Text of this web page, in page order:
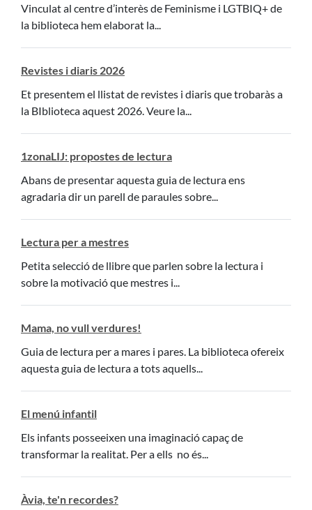
Vinculat al centre d’interès de Feminisme i LGTBIQ+ de
la biblioteca hem elaborat la...
Revistes i diaris 2026
Et presentem el llistat de revistes i diaris que trobaràs a
la BIblioteca aquest 2026. Veure la...
1zonaLIJ: propostes de lectura
Abans de presentar aquesta guia de lectura ens
agradaria dir un parell de paraules sobre...
Lectura per a mestres
Petita selecció de llibre que parlen sobre la lectura i
sobre la motivació que mestres i...
Mama, no vull verdures!
Guia de lectura per a mares i pares. La biblioteca ofereix
aquesta guia de lectura a tots aquells...
El menú infantil
Els infants posseeixen una imaginació capaç de
transformar la realitat. Per a ells no és...
Àvia, te'n recordes?